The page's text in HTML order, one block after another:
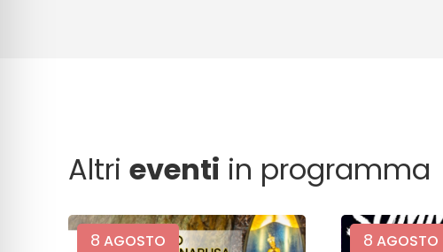
Altrieventi in programma
8 AGOSTO 8 AGOSTO